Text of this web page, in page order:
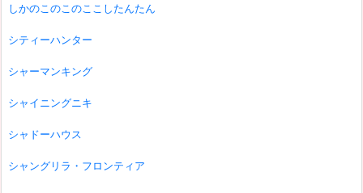
しかのこのこのここしたんたん
シティーハンター
シャーマンキング
シャイニングニキ
シャドーハウス
シャングリラ・フロンティア